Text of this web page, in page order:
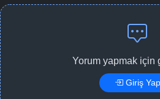
Yorum yapmak için
Giriş Yap